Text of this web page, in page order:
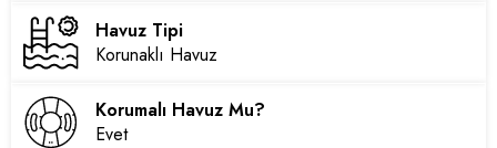
Havuz Tipi
Korunaklı Havuz
Korumalı Havuz Mu?
Evet